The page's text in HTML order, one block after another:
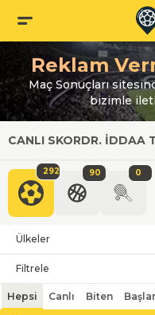
Reklam
Maç Sonuçları
bizimle
CANLI SKORDR. İDDAA
292 90 0
Ülkeler
Filtrele
Hepsi Canlı Biten